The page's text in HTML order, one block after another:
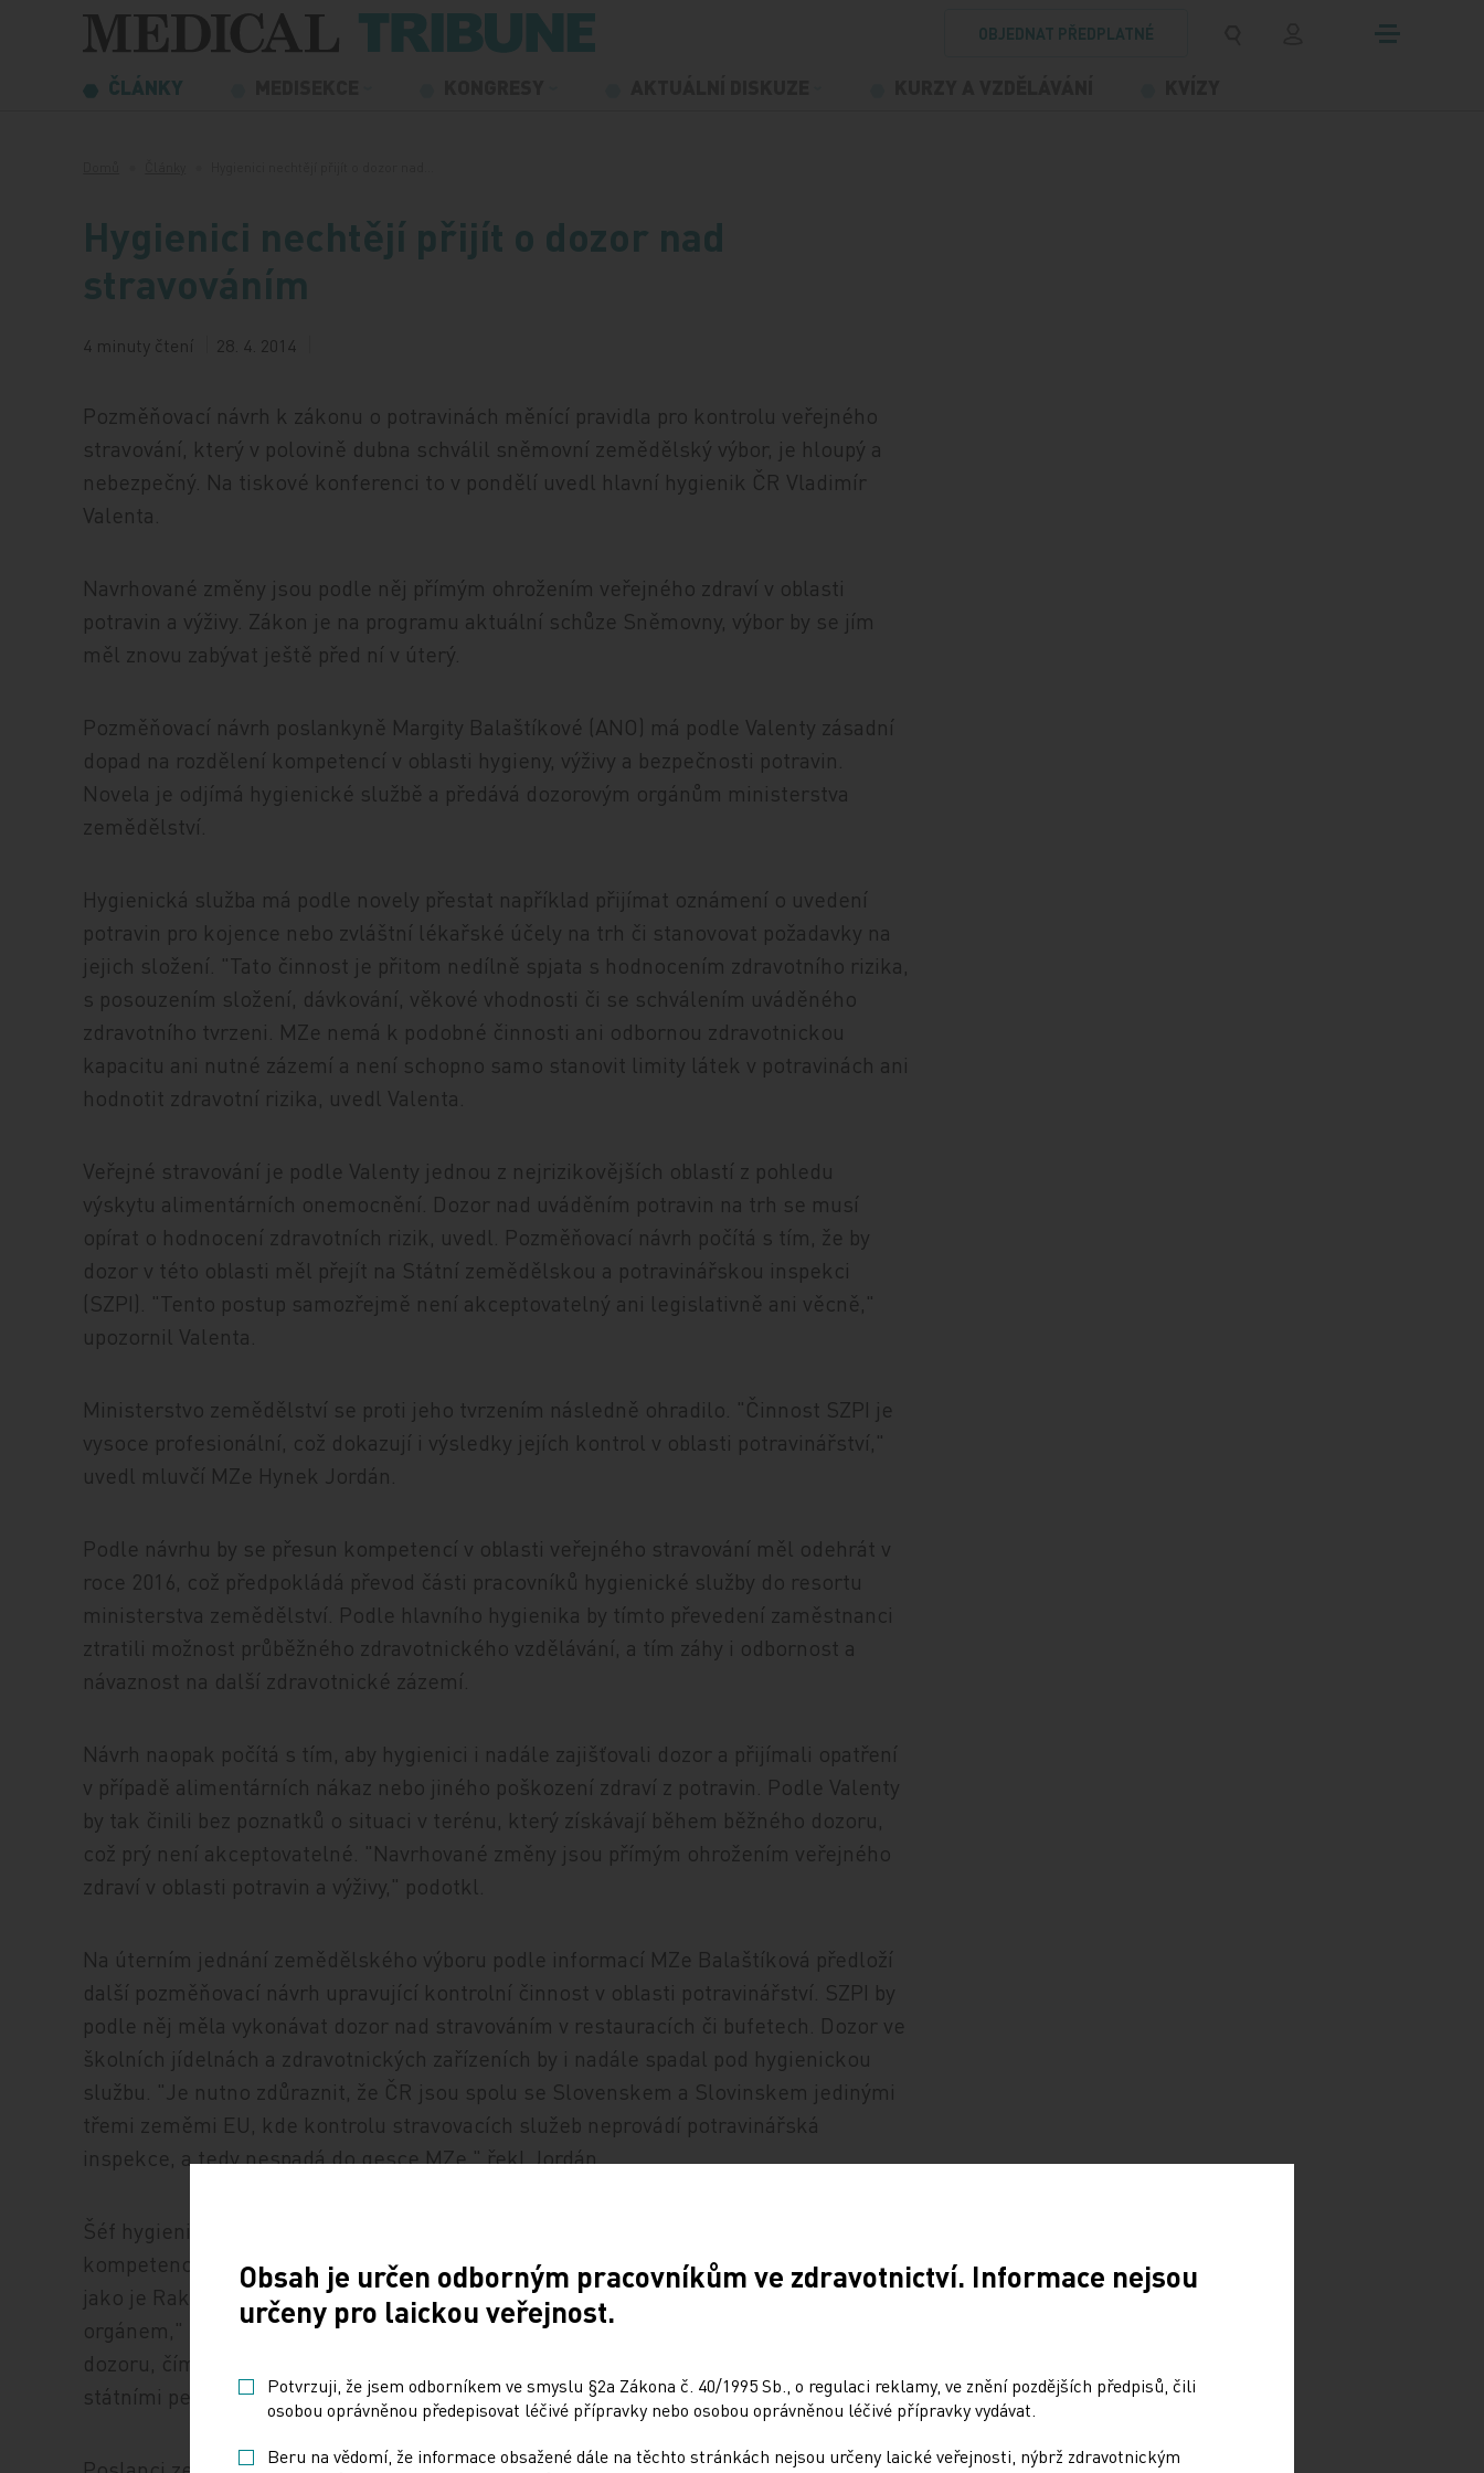
Přeskočit na obsah
OBJEDNAT PŘEDPLATNÉ
ČLÁNKY
Hygienici nechtějí přijít o dozor nad
stravováním
4 minuty čtení 28. 4. 2014
Pozměňovací návrh k zákonu o potravinách měnící pravidla pro kontrolu veřejného
stravování, který v polovině dubna schválil sněmovní zemědělský výbor, je hloupý a
nebezpečný. Na tiskové konferenci to v pondělí uvedl hlavní hygienik ČR Vladimír
Valenta.
Navrhované změny jsou podle něj přímým ohrožením veřejného zdraví v oblasti
potravin a výživy. Zákon je na programu aktuální schůze Sněmovny, výbor by se jím
měl znovu zabývat ještě před ní v úterý.
Pozměňovací návrh poslankyně Margity Balaštíkové (ANO) má podle Valenty zásadní
dopad na rozdělení kompetencí v oblasti hygieny, výživy a bezpečnosti potravin.
Novela je odjímá hygienické službě a předává dozorovým orgánům ministerstva
zemědělství.
Hygienická služba má podle novely přestat například přijímat oznámení o uvedení
potravin pro kojence nebo zvláštní lékařské účely na trh či stanovovat požadavky na
jejich složení. "Tato činnost je přitom nedílně spjata s hodnocením zdravotního rizika,
s posouzením složení, dávkování, věkové vhodnosti či se schválením uváděného
zdravotního tvrzeni. MZe nemá k podobné činnosti ani odbornou zdravotnickou
kapacitu ani nutné zázemí a není schopno samo stanovit limity látek v potravinách ani
hodnotit zdravotní rizika, uvedl Valenta.
Veřejné stravování je podle Valenty jednou z nejrizikovějších oblastí z pohledu
výskytu alimentárních onemocnění. Dozor nad uváděním potravin na trh se musí
opírat o hodnocení zdravotních rizik, uvedl. Pozměňovací návrh počítá s tím, že by
dozor v této oblasti měl přejít na Státní zemědělskou a potravinářskou inspekci
(SZPI). "Tento postup samozřejmě není akceptovatelný ani legislativně ani věcně,"
upozornil Valenta.
Ministerstvo zemědělství se proti jeho tvrzením následně ohradilo. "Činnost SZPI je
vysoce profesionální, což dokazují i výsledky jejích kontrol v oblasti potravinářství,"
uvedl mluvčí MZe Hynek Jordán.
Podle návrhu by se přesun kompetencí v oblasti veřejného stravování měl odehrát v
roce 2016, což předpokládá převod části pracovníků hygienické služby do resortu
ministerstva zemědělství. Podle hlavního hygienika by tímto převedení zaměstnanci
ztratili možnost průběžného zdravotnického vzdělávání, a tím záhy i odbornost a
návaznost na další zdravotnické zázemí.
Návrh naopak počítá s tím, aby hygienici i nadále zajišťovali dozor a přijímali opatření
v případě alimentárních nákaz nebo jiného poškození zdraví z potravin. Podle Valenty
by tak činili bez poznatků o situaci v terénu, který získávají během běžného dozoru,
což prý není akceptovatelné. "Navrhované změny jsou přímým ohrožením veřejného
zdraví v oblasti potravin a výživy," podotkl.
Na úterním jednání zemědělského výboru podle informací MZe Balaštíková předloží
další pozměňovací návrh upravující kontrolní činnost v oblasti potravinářství. SZPI by
podle něj měla vykonávat dozor nad stravováním v restauracích či bufetech. Dozor ve
školních jídelnách a zdravotnických zařízeních by i nadále spadal pod hygienickou
službu. "Je nutno zdůraznit, že ČR jsou spolu se Slovenskem a Slovinskem jedinými
třemi zeměmi EU, kde kontrolu stravovacích služeb neprovádí potravinářská
inspekce, a tedy nespadá do gesce MZe," řekl Jordán.
Šéf hygieniků naopak tvrdí, že evropská praxe ve všech případech podporuje sdílení
kompetencí a do kontrol potravin jsou vždy zapojeni zdravotníci. "V některých zemích,
jako je Rakousko či Itálie, je ministerstvo zdravotnictví dokonce hlavním centrálním
orgánem," poznamenal. Navrhovaná změna podle něj navíc komplikuje systém
dozoru, čímž komplikuje život podnikatelům, ohrožuje zdraví spotřebitelů a mrhá
státními penězi.
Obsah je určen odborným pracovníkům ve zdravotnictví. Informace nejsou
určeny pro laickou veřejnost.
Potvrzuji, že jsem odborníkem ve smyslu §2a Zákona č. 40/1995 Sb., o regulaci reklamy, ve znění pozdějších předpisů, čili
osobou oprávněnou předepisovat léčivé přípravky nebo osobou oprávněnou léčivé přípravky vydávat.
Beru na vědomí, že informace obsažené dále na těchto stránkách nejsou určeny laické veřejnosti, nýbrž zdravotnickým